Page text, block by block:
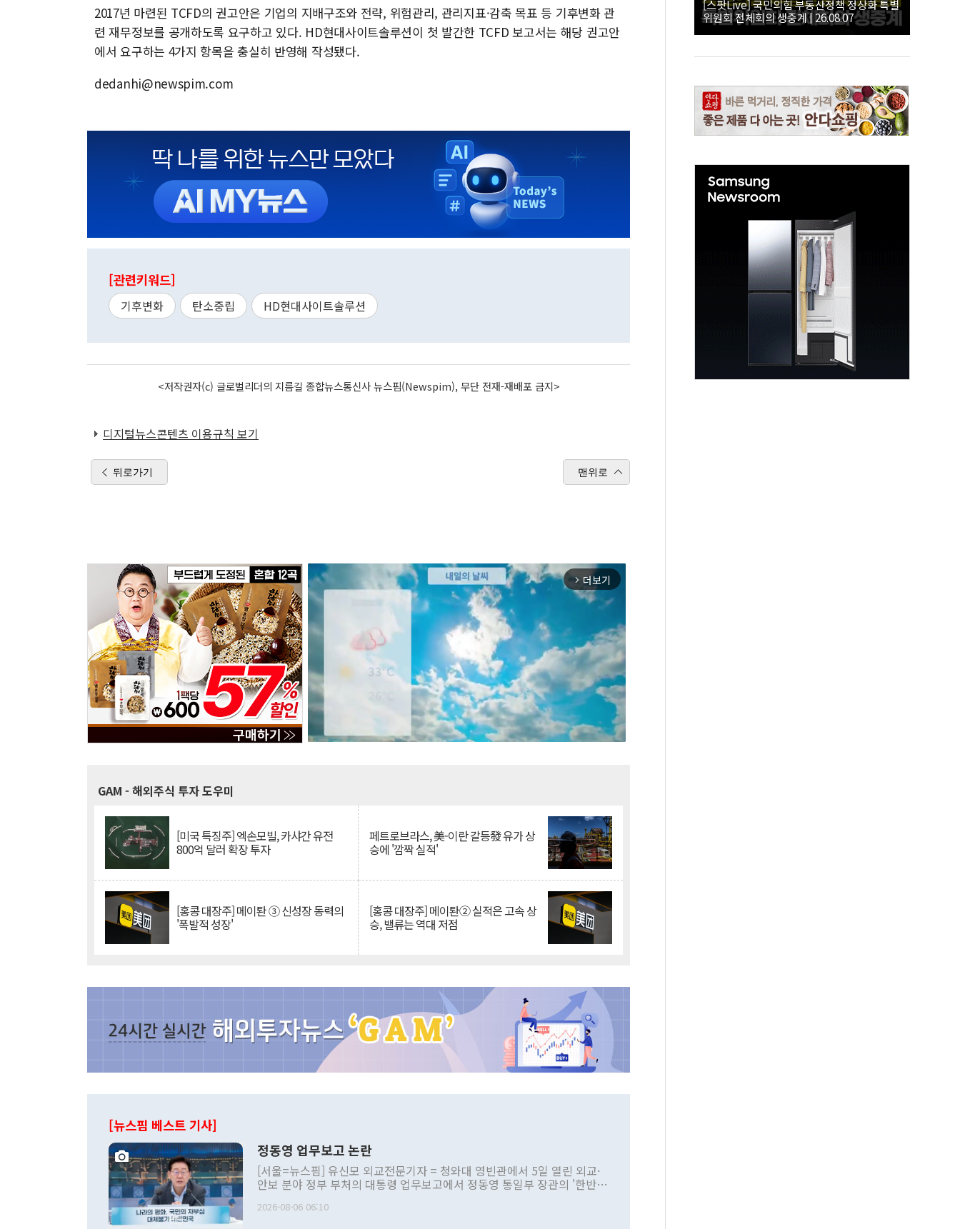
2017년 마련된 TCFD의 권고안은 기업의 지배구조와 전략, 위험관리, 관리지표·감축 목표 등 기후변화 관
련 재무정보를 공개하도록 요구하고 있다. HD현대사이트솔루션이 첫 발간한 TCFD 보고서는 해당 권고안
에서 요구하는 4가지 항목을 충실히 반영해 작성됐다.
dedanhi@newspim.com
[관련키워드]
기후변화 탄소중립 HD현대사이트솔루션
<저작권자(c) 글로벌리더의 지름길 종합뉴스통신사 뉴스핌(Newspim), 무단 전재-재배포 금지>
디지털뉴스콘텐츠 이용규칙 보기
뒤로가기 맨위로
arrow_forward_ios 더보기
GAM - 해외주식 투자 도우미
[미국 특징주] 엑손모빌, 카샤간 유전
800억 달러 확장 투자
페트로브라스, 美-이란 갈등發 유가 상
승에 '깜짝 실적'
[홍콩 대장주] 메이퇀 ③ 신성장 동력의
'폭발적 성장'
[홍콩 대장주] 메이퇀② 실적은 고속 상
승, 밸류는 역대 저점
[뉴스핌 베스트 기사]
정동영 업무보고 논란
[서울=뉴스핌] 유신모 외교전문기자 = 청와대 영빈관에서 5일 열린 외교·
안보 분야 정부 부처의 대통령 업무보고에서 정동영 통일부 장관의 '한반도
발언 중에는 정부 내 조율을 거치지 않은 사안을 정책으로 추진하겠다고 공
2026-08-06 06:10
[스팟Live] 국민의힘 부동산정책 정상화 특별
위원회 전체회의 생중계 | 26.08.07